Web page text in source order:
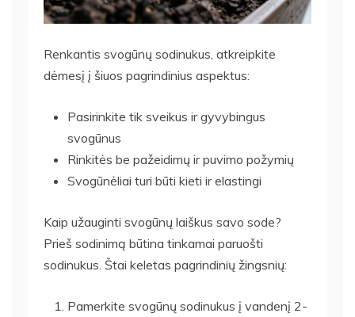
Renkantis svogūnų sodinukus, atkreipkite
dėmesį į šiuos pagrindinius aspektus:
Pasirinkite tik sveikus ir gyvybingus
svogūnus
Rinkitės be pažeidimų ir puvimo požymių
Svogūnėliai turi būti kieti ir elastingi
Kaip užauginti svogūnų laiškus savo sode?
Prieš sodinimą būtina tinkamai paruošti
sodinukus. Štai keletas pagrindinių žingsnių:
Pamerkite svogūnų sodinukus į vandenį 2-